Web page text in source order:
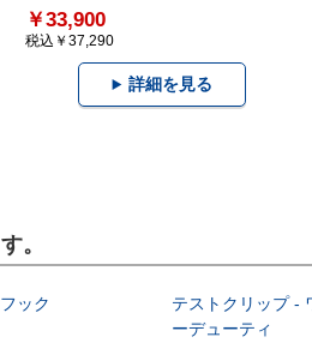
￥33,900
税込￥37,290
詳細を見る
。
ック
テストクリップ -
ーデューティ